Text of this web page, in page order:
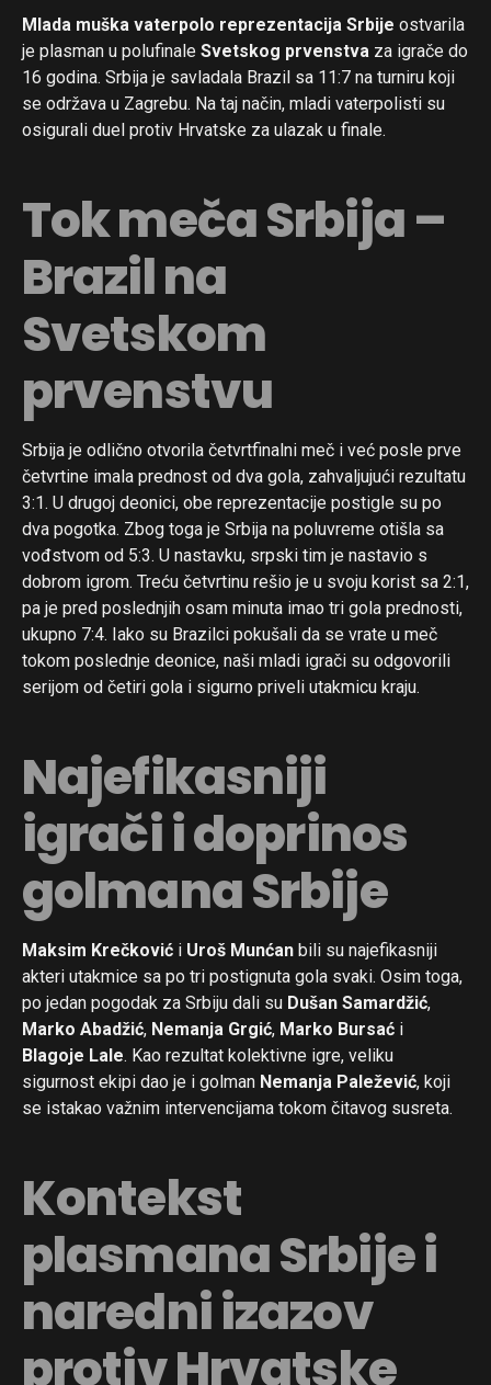
Mlada muška vaterpolo reprezentacija Srbije ostvarila
je plasman u polufinale Svetskog prvenstva za igrače do
16 godina. Srbija je savladala Brazil sa 11:7 na turniru koji
se održava u Zagrebu. Na taj način, mladi vaterpolisti su
osigurali duel protiv Hrvatske za ulazak u finale.
Tok meča Srbija –
Brazil na
Svetskom
prvenstvu
Srbija je odlično otvorila četvrtfinalni meč i već posle prve
četvrtine imala prednost od dva gola, zahvaljujući rezultatu
3:1. U drugoj deonici, obe reprezentacije postigle su po
dva pogotka. Zbog toga je Srbija na poluvreme otišla sa
vođstvom od 5:3. U nastavku, srpski tim je nastavio s
dobrom igrom. Treću četvrtinu rešio je u svoju korist sa 2:1,
pa je pred poslednjih osam minuta imao tri gola prednosti,
ukupno 7:4. Iako su Brazilci pokušali da se vrate u meč
tokom poslednje deonice, naši mladi igrači su odgovorili
serijom od četiri gola i sigurno priveli utakmicu kraju.
Najefikasniji
igrači i doprinos
golmana Srbije
Maksim Krečković i Uroš Munćan bili su najefikasniji
akteri utakmice sa po tri postignuta gola svaki. Osim toga,
po jedan pogodak za Srbiju dali su Dušan Samardžić,
Marko Abadžić, Nemanja Grgić, Marko Bursać i
Blagoje Lale. Kao rezultat kolektivne igre, veliku
sigurnost ekipi dao je i golman Nemanja Paležević, koji
se istakao važnim intervencijama tokom čitavog susreta.
Kontekst
plasmana Srbije i
naredni izazov
protiv Hrvatske